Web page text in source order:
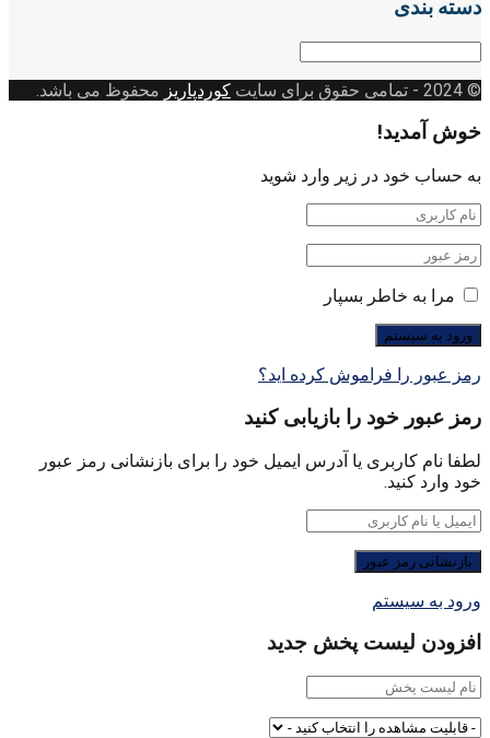
دسته بندی
دسته
© 2024
- تمامی حقوق برای سایت کوردپاریز محفوظ می باشد.
خوش آمدید!
به حساب خود در زیر وارد شوید
مرا به خاطر بسپار
رمز عبور را فراموش کرده اید؟
رمز عبور خود را بازیابی کنید
لطفا نام کاربری یا آدرس ایمیل خود را برای بازنشانی رمز عبور
خود وارد کنید.
ورود به سیستم
افزودن لیست پخش جدید